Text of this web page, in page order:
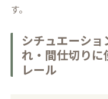
す。
シチュエーシ
れ・間仕切り
レール